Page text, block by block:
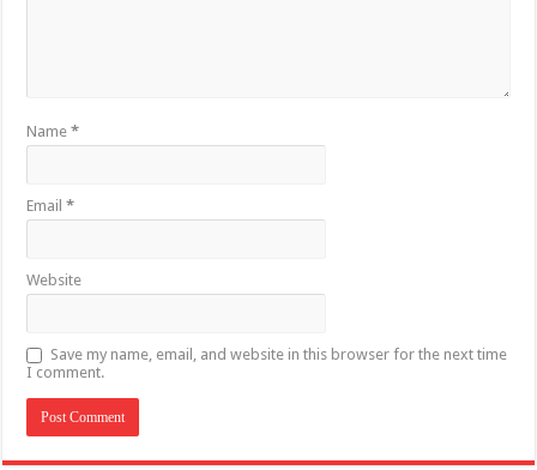
Name*
Email*
Website
Save my name, email, and website in this browser for the next time
I comment.